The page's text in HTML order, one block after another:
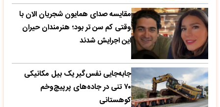
مقایسه صدای همایون شجریان الان با
وقتی کم سن تر بود؛ هنرمندان حیران
این اجرایش شدند
جابه‌جایی نفس‌گیر یک بیل مکانیکی
۷۰ تنی در جاده‌های پرپیچ‌وخم
کوهستانی